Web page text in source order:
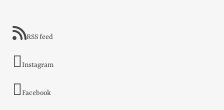
RSS feed
Instagram
Facebook